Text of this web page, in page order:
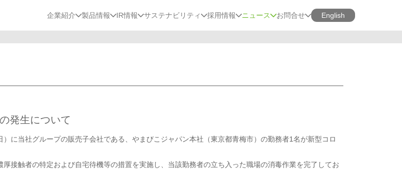
企業紹介 製品情報 IR情報 サステナビリティ 採用情報 ニュース お問合せ English
発生について
に当社グループの販売子会社である、やまびこジャパン本社（東京都青梅市）の勤務者1名が新型コロ
接触者の特定および自宅待機等の措置を実施し、当該勤務者の立ち入った職場の消毒作業を完了してお